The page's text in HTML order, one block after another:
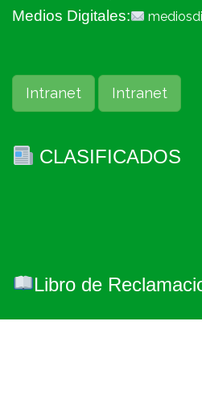
Medios Digitales:
Intranet Intranet
CLASIFICADOS
Libro de